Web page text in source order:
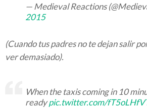
— Medieval Reactions
2015
(Cuando tus padres no te dejan salir
ver demasiado).
When the taxis coming in 10
readypic.twitter.com/